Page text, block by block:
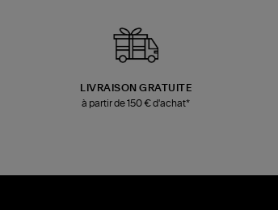
LIVRAISON GRATUITE
à partir de 150 € d'achat*